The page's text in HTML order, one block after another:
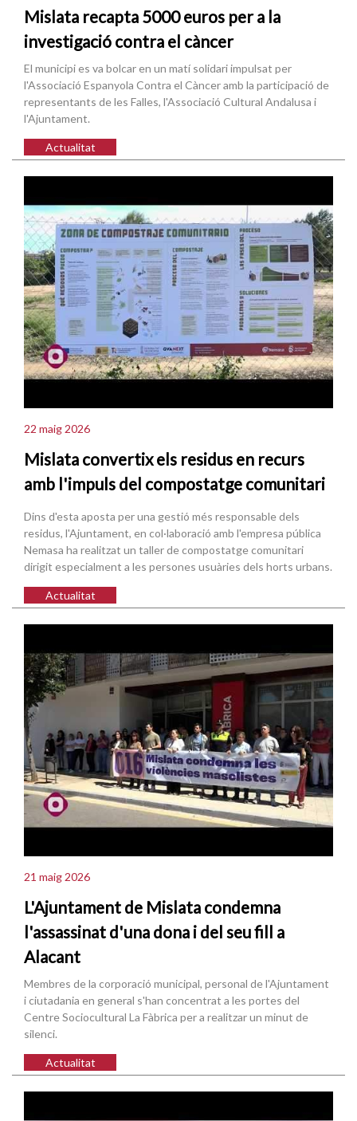
Mislata recapta 5000 euros per a la
investigació contra el càncer
El municipi es va bolcar en un matí solidari impulsat per
l'Associació Espanyola Contra el Càncer amb la participació de
representants de les Falles, l'Associació Cultural Andalusa i
l'Ajuntament.
Actualitat
22 maig 2026
Mislata convertix els residus en recurs
amb l'impuls del compostatge comunitari
Dins d'esta aposta per una gestió més responsable dels
residus, l'Ajuntament, en col·laboració amb l'empresa pública
Nemasa ha realitzat un taller de compostatge comunitari
dirigit especialment a les persones usuàries dels horts urbans.
Actualitat
21 maig 2026
L'Ajuntament de Mislata condemna
l'assassinat d'una dona i del seu fill a
Alacant
Membres de la corporació municipal, personal de l'Ajuntament
i ciutadania en general s'han concentrat a les portes del
Centre Sociocultural La Fàbrica per a realitzar un minut de
silenci.
Actualitat